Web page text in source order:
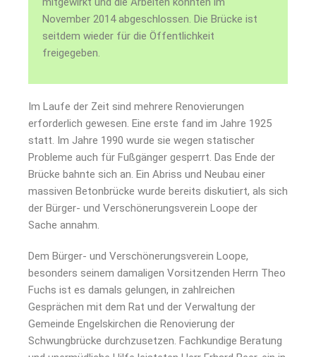
November 2014 abgeschlossen. Die Brücke ist
seitdem wieder für die Öffentlichkeit
freigegeben.
Im Laufe der Zeit sind mehrere Renovierungen
erforderlich gewesen. Eine erste fand im Jahre 1925
statt. Im Jahre 1990 wurde sie wegen statischer
Probleme auch für Fußgänger gesperrt. Das Ende der
Brücke bahnte sich an. Ein Abriss und Neubau einer
massiven Beton­brücke wurde bereits diskutiert, als sich
der Bürger- und Verschönerungs­verein Loope der
Sache annahm.
Dem Bürger- und Verschönerungsverein Loope,
besonders seinem damaligen Vorsitzenden Herrn Theo
Fuchs ist es damals gelungen, in zahl­reichen
Gesprächen mit dem Rat und der Verwaltung der
Gemeinde Engelskirchen die Renovierung der
Schwungbrücke durchzusetzen. Fachkundige Beratung